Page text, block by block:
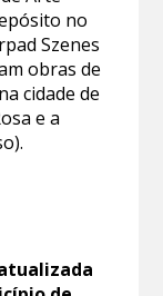
no
Szenes
obras de
cidade de
e a